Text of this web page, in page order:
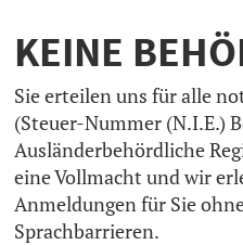
KEINE
Sie erteilen uns für alle
(Steuer-Nummer (N.I.E.)
Ausländerbehördliche
eine Vollmacht und wir
Anmeldungen für Sie
Sprachbarrieren.